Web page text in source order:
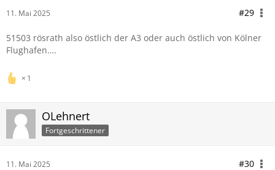
11. Mai 2025 #29
51503 rösrath also östlich der A3 oder auch östlich von Kölner
Flughafen….
1
OLehnert
Fortgeschrittener
11. Mai 2025 #30